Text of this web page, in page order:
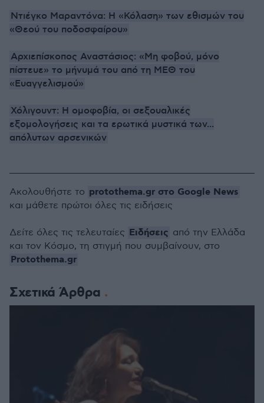
Ντιέγκο Μαραντόνα: Η «Κόλαση» των εθισμών του
«Θεού του ποδοσφαίρου»
Αρχιεπίσκοπος Αναστάσιος: «Μη φοβού, μόνο
πίστευε» το μήνυμά του από τη ΜΕΘ του
«Ευαγγελισμού»
Χόλιγουντ: Η ομοφοβία, οι σεξουαλικές
εξομολογήσεις και τα ερωτικά μυστικά των...
απόλυτων αρσενικών
Σχετικά Άρθρα
Ακολουθήστε το protothema.gr στο Google News
και μάθετε πρώτοι όλες τις ειδήσεις
Δείτε όλες τις τελευταίες Ειδήσεις από την Ελλάδα
και τον Κόσμο, τη στιγμή που συμβαίνουν, στο
Protothema.gr